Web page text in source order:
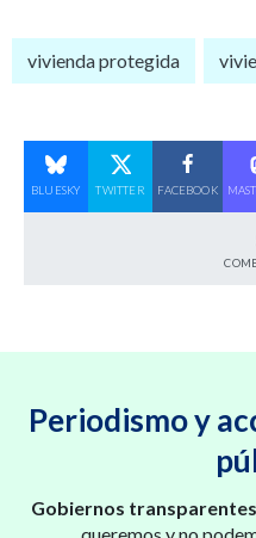
vivienda protegida
BLUESKY TWITTER FACEBOOK
Periodismo y
Gobiernos